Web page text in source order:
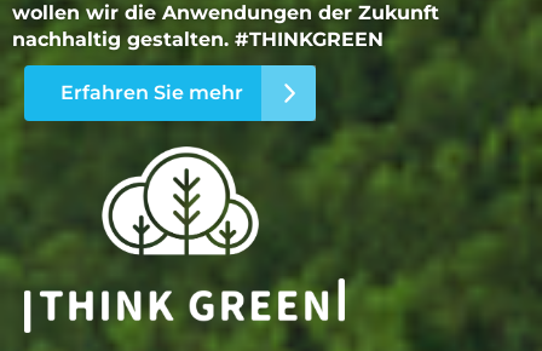
wollen wir die Anwendungen der Zukunft
nachhaltig gestalten. #THINKGREEN
Erfahren Sie mehr